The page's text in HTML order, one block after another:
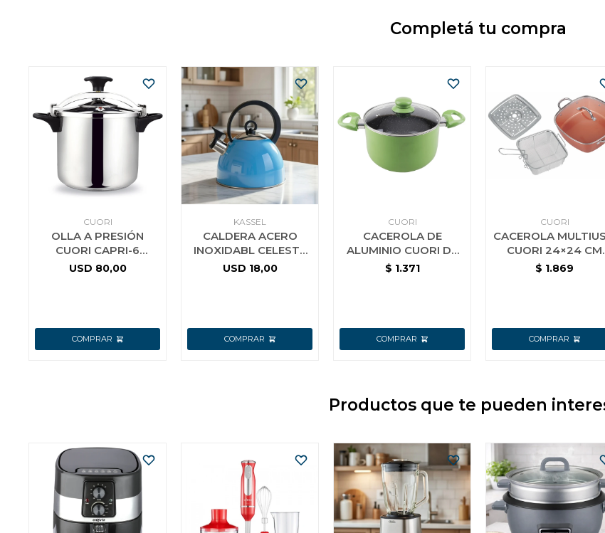
Completá tu compra
CUORI
OLLA A PRESIÓN
CUORI CAPRI-6
ACERO INOX
USD 80,00
KASSEL
CALDERA ACERO
INOXIDABL CELESTE
3L KASSEL
USD 18,00
CUORI
CACEROLA DE
ALUMINIO CUORI DE
24 CM CON INTERIOR
$ 1.371
CUORI
CACEROLA
CUORI 24×24 CM
MULTICHEF
$ 1.869
Productos que te pueden